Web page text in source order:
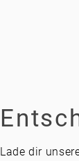
Lade dir